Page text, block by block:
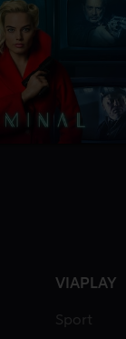
VIAPLAY
Sport